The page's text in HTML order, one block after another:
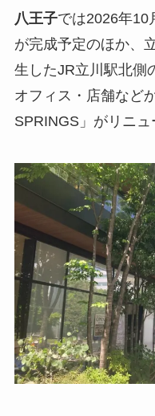
八王子では2026年10
が完成予定のほか、
生したJR立川駅北側
オフィス・店舗など
SPRINGS」がリニュ